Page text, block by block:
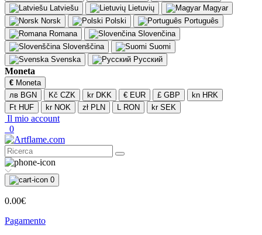
Latviešu
Lietuvių
Magyar
Norsk
Polski
Português
Romana
Slovenčina
Slovenščina
Suomi
Svenska
Русский
Moneta
€ Moneta
лв BGN
Kč CZK kr DKK € EUR £ GBP
kn HRK
Ft HUF
kr NOK zł PLN L RON kr SEK
Il mio account
0
0
0.00€
Pagamento